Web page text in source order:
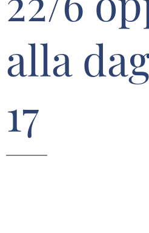
alla
17